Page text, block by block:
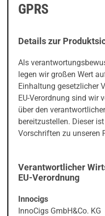
GPRS
Details zur
Als
legen wir großen Wert
Einhaltung gesetzlicher
EU-Verordnung sind wir
über den
bereitzustellen. Dieser
Vorschriften zu unseren
Verantwortlicher
EU-Verordnung
Innocigs
InnoCigs GmbH&Co. KG